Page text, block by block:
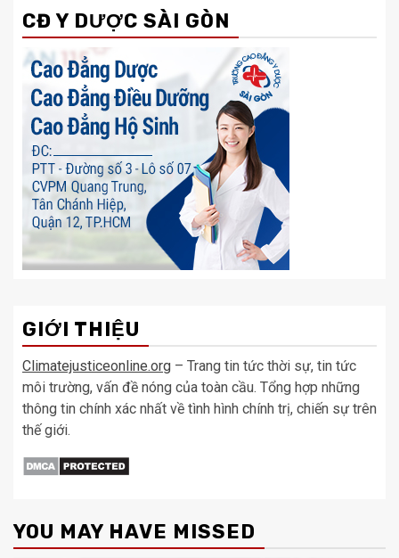
CĐ Y DƯỢC SÀI GÒN
GIỚI THIỆU
Climatejusticeonline.org – Trang tin tức thời sự, tin tức
môi trường, vấn đề nóng của toàn cầu. Tổng hợp những
thông tin chính xác nhất về tình hình chính trị, chiến sự trên
thế giới.
YOU MAY HAVE MISSED